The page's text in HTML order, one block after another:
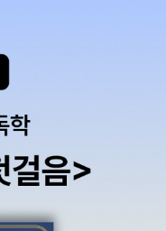
다. 정치체제의 권위주의
을 채택하는 경향이 있다
제 내부의 도전을 극복하
였던 동남아시아 권위주
이자 이데올로기로 대외
섭 원칙을 대내외적으로
적 속성이 강할수록 더욱